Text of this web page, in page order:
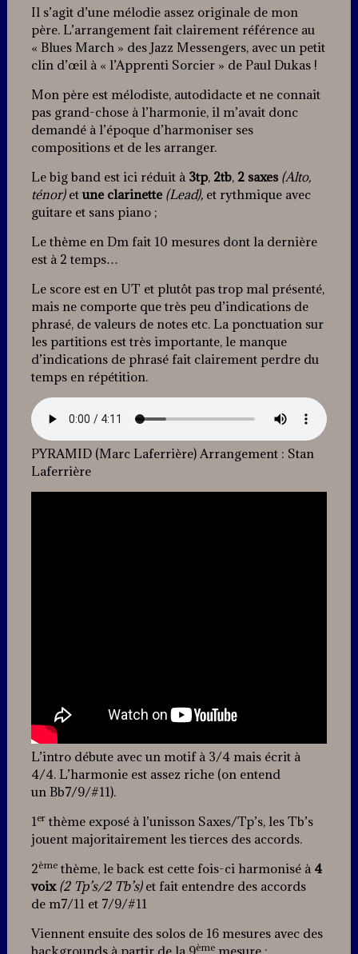
Il s’agit d’une mélodie assez originale de mon
père. L’arrangement fait clairement référence au
« Blues March » des Jazz Messengers, avec un petit
clin d’œil à « l’Apprenti Sorcier » de Paul Dukas !
Mon père est mélodiste, autodidacte et ne connait
pas grand-chose à l’harmonie, il m’avait donc
demandé à l’époque d’harmoniser ses
compositions et de les arranger.
Le big band est ici réduit à 3tp, 2tb, 2 saxes (Alto,
ténor)et une clarinette (Lead),et rythmique avec
guitare et sans piano ;
Le thème en Dm fait 10 mesures dont la dernière
est à 2 temps…
Le score est en UT et plutôt pas trop mal présenté,
mais ne comporte que très peu d’indications de
phrasé, de valeurs de notes etc. La ponctuation sur
les partitions est très importante, le manque
d’indications de phrasé fait clairement perdre du
temps en répétition.
PYRAMID (Marc Laferrière) Arrangement : Stan
Laferrière
L’intro débute avec un motif à 3/4 mais écrit à
4/4. L’harmonie est assez riche (on entend
un Bb7/9/#11).
1erthème exposé à l’unisson Saxes/Tp’s, les Tb’s
jouent majoritairement les tierces des accords.
2èmethème, le back est cette fois-ci harmonisé à 4
voix (2 Tp’s/2 Tb’s)et fait entendre des accords
de m7/11 et 7/9/#11
Viennent ensuite des solos de 16 mesures avec des
ème